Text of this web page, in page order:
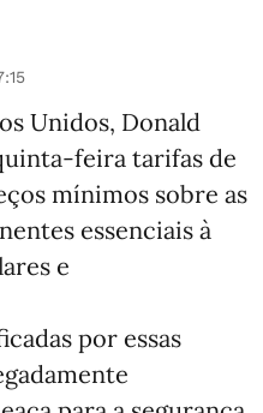
Unidos, Donald
feira tarifas de
mínimos sobre as
essenciais à
e
por essas